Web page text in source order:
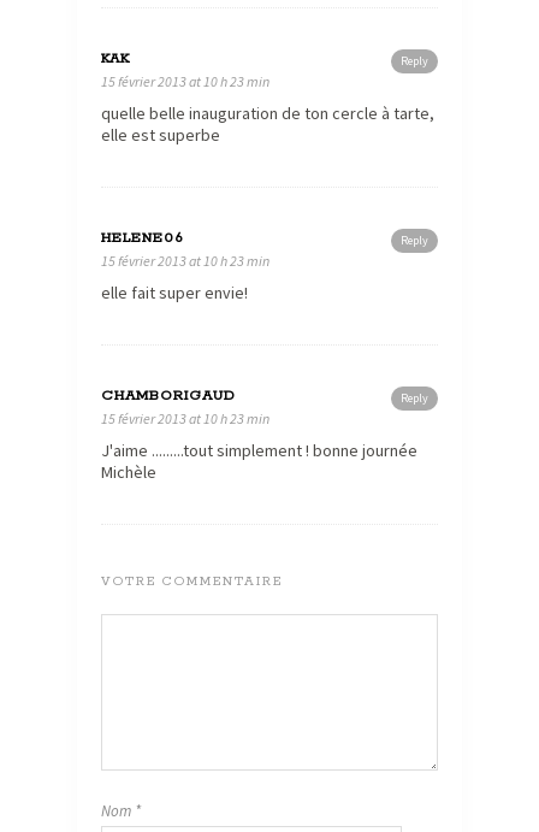
Reply
KAK
15 février 2013 at 10 h 23 min
quelle belle inauguration de ton cercle à tarte,
elle est superbe
Reply
HELENE06
15 février 2013 at 10 h 23 min
elle fait super envie!
Reply
CHAMBORIGAUD
15 février 2013 at 10 h 23 min
J'aime .........tout simplement ! bonne journée
Michèle
VOTRE COMMENTAIRE
Nom *